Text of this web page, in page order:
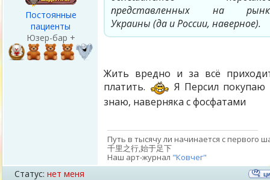
Постоянные
пациенты
Юзер-бар +
представленных на
Украины (да и России, наверное).
Жить вредно и за всё
платить.
Я Персил покупаю
знаю, наверняка с фосфатами
Путь в тысячу ли начинается с первого
千里之行,始于足下
Наш арт-журнал "Ковчег"
Статус: нет меня